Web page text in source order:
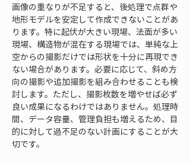
画像の重なりが不足すると、後処理で点群や
地形モデルを安定して作成できないことがあ
ります。特に起伏が大きい現場、法面が多い
現場、構造物が混在する現場では、単純な上
空からの撮影だけでは形状を十分に再現でき
ない場合があります。必要に応じて、斜め方
向の撮影や追加撮影を組み合わせることも検
討します。ただし、撮影枚数を増やせば必ず
良い成果になるわけではありません。処理時
間、データ容量、管理負担も増えるため、目
的に対して過不足のない計画にすることが大
切です。